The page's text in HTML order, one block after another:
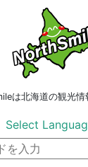
は北海道の観光情
Select